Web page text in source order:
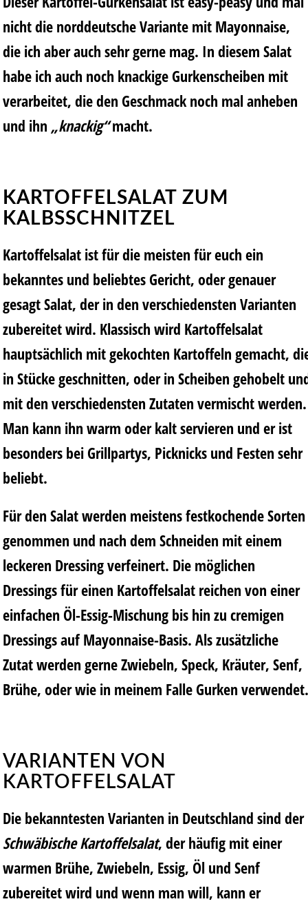
nicht die norddeutsche Variante mit Mayonnaise,
die ich aber auch sehr gerne mag. In diesem Salat
habe ich auch noch knackige Gurkenscheiben mit
verarbeitet, die den Geschmack noch mal anheben
und ihn „knackig“macht.
KARTOFFELSALAT ZUM
KALBSSCHNITZEL
Kartoffelsalat ist für die meisten für euch ein
bekanntes und beliebtes Gericht, oder genauer
gesagt Salat, der in den verschiedensten Varianten
zubereitet wird. Klassisch wird Kartoffelsalat
hauptsächlich mit gekochten Kartoffeln gemacht,
in Stücke geschnitten, oder in Scheiben gehobelt
mit den verschiedensten Zutaten vermischt werden.
Man kann ihn warm oder kalt servieren und er ist
besonders bei Grillpartys, Picknicks und Festen sehr
beliebt.
Für den Salat werden meistens festkochende Sorten
genommen und nach dem Schneiden mit einem
leckeren Dressing verfeinert. Die möglichen
Dressings für einen Kartoffelsalat reichen von einer
einfachen Öl-Essig-Mischung bis hin zu cremigen
Dressings auf Mayonnaise-Basis. Als zusätzliche
Zutat werden gerne Zwiebeln, Speck, Kräuter, Senf,
Brühe, oder wie in meinem Falle Gurken verwendet.
VARIANTEN VON
KARTOFFELSALAT
Die bekanntesten Varianten in Deutschland sind der
Schwäbische Kartoffelsalat, der häufig mit einer
warmen Brühe, Zwiebeln, Essig, Öl und Senf
zubereitet wird und wenn man will, kann er